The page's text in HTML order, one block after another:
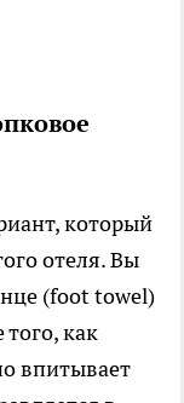
который
отеля. Вы
(foot towel)
того, как
впитывает